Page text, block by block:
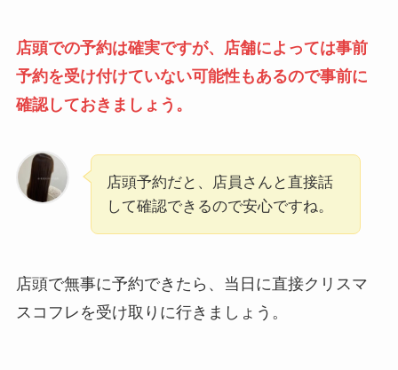
店頭での予約は確実ですが、店舗によっては事前
予約を受け付けていない可能性もあるので事前に
確認しておきましょう。
店頭予約だと、店員さんと直接話
して確認できるので安心ですね。
店頭で無事に予約できたら、当日に直接クリスマ
スコフレを受け取りに行きましょう。